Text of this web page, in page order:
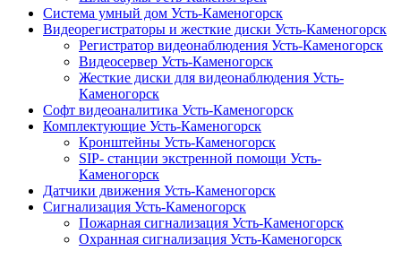
Система умный дом Усть-Каменогорск
Видеорегистраторы и жесткие диски Усть-Каменогорск
Регистратор видеонаблюдения Усть-Каменогорск
Видеосервер Усть-Каменогорск
Жесткие диски для видеонаблюдения Усть-
Каменогорск
Софт видеоаналитика Усть-Каменогорск
Комплектующие Усть-Каменогорск
Кронштейны Усть-Каменогорск
SIP- станции экстренной помощи Усть-
Каменогорск
Датчики движения Усть-Каменогорск
Сигнализация Усть-Каменогорск
Пожарная сигнализация Усть-Каменогорск
Охранная сигнализация Усть-Каменогорск